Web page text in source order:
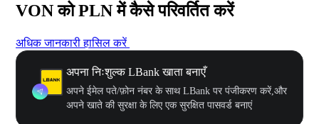
VON को PLN में कैसे परिवर्तित करें
अधिक जानकारी हासिल करें
अपना निःशुल्क LBank खाता बनाएँ
अपने ईमेल पते/फ़ोन नंबर के साथ LBank पर पंजीकरण करें,और
अपने खाते की सुरक्षा के लिए एक सुरक्षित पासवर्ड बनाएं